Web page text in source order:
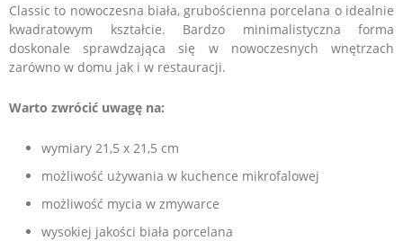
Classic to nowoczesna biała, grubościenna porcelana o idealnie
kwadratowym kształcie. Bardzo minimalistyczna forma
doskonale sprawdzająca się w nowoczesnych wnętrzach
zarówno w domu jak i w restauracji.
Warto zwrócić uwagę na:
wymiary 21,5 x 21,5 cm
możliwość używania w kuchence mikrofalowej
możliwość mycia w zmywarce
wysokiej jakości biała porcelana